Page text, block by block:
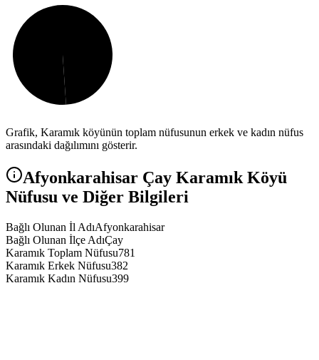
Grafik, Karamık köyünün toplam nüfusunun erkek ve kadın nüfus
arasındaki dağılımını gösterir.
Afyonkarahisar Çay Karamık Köyü
Nüfusu ve Diğer Bilgileri
Bağlı Olunan İl AdıAfyonkarahisar
Bağlı Olunan İlçe AdıÇay
Karamık Toplam Nüfusu781
Karamık Erkek Nüfusu382
Karamık Kadın Nüfusu399